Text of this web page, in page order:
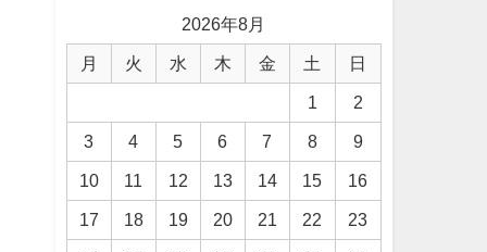
2026年8月
月 火 水 木 金 土 日
1 2
3 4 5 6 7 8 9
10 11 12 13 14 15 16
17 18 19 20 21 22 23